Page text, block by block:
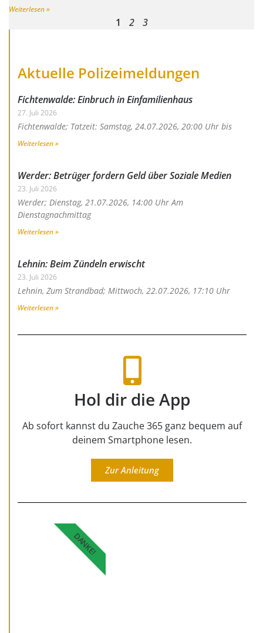
Weiterlesen »
1 2 3
Aktuelle Polizeimeldungen
Fichtenwalde: Einbruch in Einfamilienhaus
27. Juli 2026
Fichtenwalde; Tatzeit: Samstag, 24.07.2026, 20:00 Uhr bis
Weiterlesen »
Werder: Betrüger fordern Geld über Soziale Medien
23. Juli 2026
Werder; Dienstag, 21.07.2026, 14:00 Uhr Am
Dienstagnachmittag
Weiterlesen »
Lehnin: Beim Zündeln erwischt
23. Juli 2026
Lehnin, Zum Strandbad; Mittwoch, 22.07.2026, 17:10 Uhr
Weiterlesen »
Hol dir die App
Ab sofort kannst du Zauche 365 ganz bequem auf
deinem Smartphone lesen.
Zur Anleitung
DANKE!